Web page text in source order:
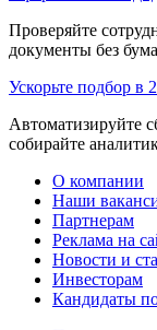
Проверяйте
документы без
Ускорьте подбор в
Автоматизируйте
собирайте
О компании
Наши
Партнерам
Реклама на
Новости и
Инвесторам
Кандидаты